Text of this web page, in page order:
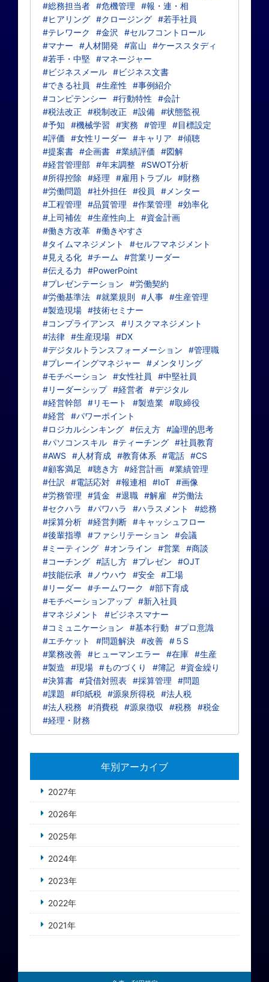
#総務担当者 #危機管理
#報・連・相
#ヒアリング #クロージング #若手社員
#テレワーク
#金沢
#セルフコントロール
#マナー
#人材開発 #富山
#ケーススタディ
#若手・中堅 #マネージャー
#ビジネスメール #ビジネス文書
#できる社員
#生産性
#事例紹介
#コンピテンシー
#行動特性
#会計
#税法改正
#税制改正 #設備 #状態監視
#予知
#機械学習 #実務 #管理
#目標設定
#評価
#女性リーダー #キャリア
#傾聴
#提案書 #企画書 #業績評価
#図解
#経営管理部 #年末調整 #SWOT分析
#所得控除
#経理 #雇用トラブル #財務
#労働問題
#社外担任 #役員
#メンター
#工程管理
#品質管理 #作業管理
#効率化
#上司補佐 #生産性向上
#資金計画
#働き方改革 #働きやすさ
#タイムマネジメント
#セルフマネジメント
#見える化 #チーム
#営業リーダー
#伝える力
#PowerPoint
#プレゼンテーション
#労働契約
#労働基準法 #就業規則 #人事 #生産管理
#製造現場 #技術セミナー
#コンプライアンス
#リスクマネジメント
#法律 #生産現場 #DX
#デジタルトランスフォーメーション
#管理職
#プレーイングマネジャー
#メンタリング
#モチベーション
#女性社員
#中堅社員
#リーダーシップ #経営者 #デジタル
#経営幹部 #リモート #製造業 #取締役
#経営 #パワーポイント
#ロジカルシンキング #伝え方 #論理的思考
#パソコンスキル #ティーチング #社員教育
#AWS
#人材育成 #教育体系 #電話 #CS
#顧客満足
#聴き方 #経営計画 #業績管理
#仕訳
#電話応対 #報連相 #IoT #画像
#労務管理
#賃金 #退職 #解雇
#労働法
#セクハラ
#パワハラ #ハラスメント
#総務
#採算分析 #経営判断 #キャッシュフロー
#後輩指導 #ファシリテーション
#会議
#ミーティング #オンライン #営業 #商談
#コーチング #話し方 #プレゼン
#OJT
#技能伝承
#ノウハウ #安全 #工場
#リーダー
#チームワーク
#部下育成
#モチベーションアップ #新入社員
#マネジメント
#ビジネスマナー
#コミュニケーション
#基本行動
#プロ意識
#エチケット
#問題解決 #改善 #５S
#業務改善 #ヒューマンエラー #在庫 #生産
#製造
#現場 #ものづくり #簿記 #資金繰り
#決算書 #貸借対照表 #採算管理
#問題
#課題
#印紙税 #源泉所得税 #法人税
#法人税務
#消費税 #源泉徴収 #税務
#税金
#経理・財務
年別アーカイブ
2027年
2026年
2025年
2024年
2023年
2022年
2021年